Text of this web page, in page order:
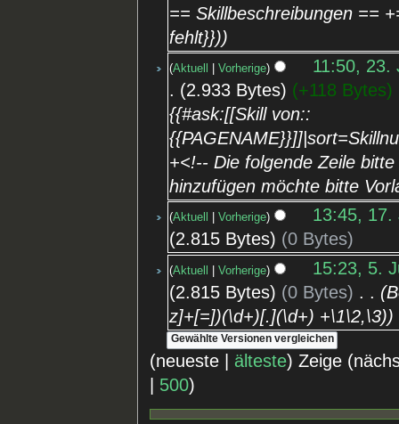
== Skillbeschreibungen ==
fehlt}})
Aktuell Vorherige
11:50, 23.
2.933 Bytes
+118 Bytes
{{#ask:[[Skill von::
+<!-- Die folgende Zeile
hinzufügen möchte bitte
Aktuell Vorherige
13:45, 17.
2.815 Bytes
0 Bytes
Aktuell Vorherige
15:23, 5.
2.815 Bytes
0 Bytes
z]+[=])(\d+)[.](\d+) +\1\2,\3)
(neueste | älteste) Zeige
500)